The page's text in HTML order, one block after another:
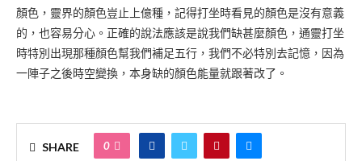
顏色，靈界的顏色豈止上億種，記得打坐時看見的顏色是沒有意義
的，也容易分心。正確的說法應該是說我們缺甚麼顏色，通靈打坐
時特別出現那種顏色幫我們補足五行，我們不必特別去記憶，因為
一陣子之後時空變換，本身缺的顏色能量就跟著改了。
SHARE 0